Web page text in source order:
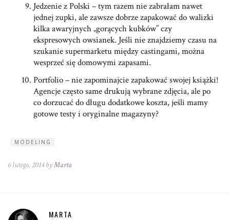
Jedzenie z Polski – tym razem nie zabrałam nawet
jednej zupki, ale zawsze dobrze zapakować do walizki
kilka awaryjnych „gorących kubków” czy
ekspresowych owsianek. Jeśli nie znajdziemy czasu na
szukanie supermarketu między castingami, można
wesprzeć się domowymi zapasami.
Portfolio – nie zapominajcie zapakować swojej książki!
Agencje często same drukują wybrane zdjęcia, ale po
co dorzucać do długu dodatkowe koszta, jeśli mamy
gotowe testy i oryginalne magazyny?
MODELING
6 lutego, 2014 byMarta
MARTA